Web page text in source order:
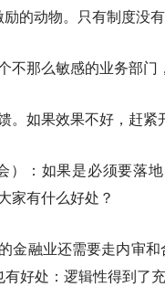
励的动物。只有制度没
不那么敏感的业务部门
。如果效果不好，赶
：如果是必须要落
家有什么好处？
金融业还需要走内审
好处：逻辑性得到了充